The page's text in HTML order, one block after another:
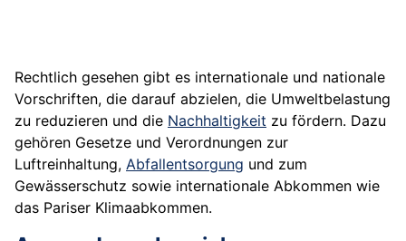
Rechtlich gesehen gibt es internationale und nationale
Vorschriften, die darauf abzielen, die Umweltbelastung
zu reduzieren und die Nachhaltigkeit zu fördern. Dazu
gehören Gesetze und Verordnungen zur
Luftreinhaltung, Abfallentsorgung und zum
Gewässerschutz sowie internationale Abkommen wie
das Pariser Klimaabkommen.